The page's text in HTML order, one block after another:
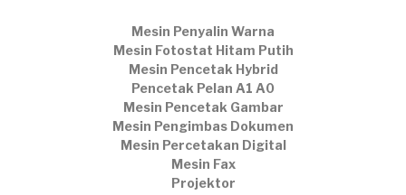
Mesin Penyalin Warna
Mesin Fotostat Hitam Putih
Mesin Pencetak Hybrid
Pencetak Pelan A1 A0
Mesin Pencetak Gambar
Mesin Pengimbas Dokumen
Mesin Percetakan Digital
Mesin Fax
Projektor